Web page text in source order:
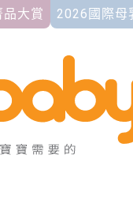
品大賞 2026國際母